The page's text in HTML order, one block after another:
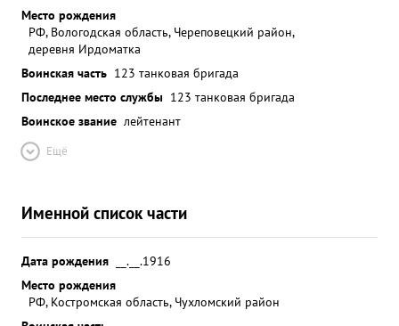
Место рождения
РФ, Вологодская область, Череповецкий район,
деревня Ирдоматка
Воинская часть 123 танковая бригада
Последнее место службы 123 танковая бригада
Воинское звание лейтенант
Ещё
Именной список части
Дата рождения
__.__.1916
Место рождения
РФ, Костромская область, Чухломский район